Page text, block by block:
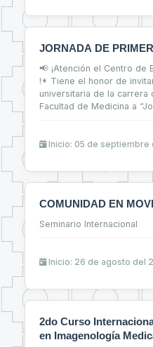
JORNADA DE
📢 ¡Atención el Centro de
!* Tiene el honor de
universitaria de la carrera
Facultad de Medicina a
Inicio: 05 de septiembre
COMUNIDAD EN
Seminario Internacional
Inicio: 26 de agosto del
2do Curso
en Imagenología